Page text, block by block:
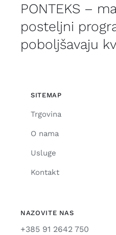
PONTEKS –
posteljni
poboljšavaju
SITEMAP
Trgovina
O nama
Usluge
Kontakt
NAZOVITE NAS
+385 91 2642 750